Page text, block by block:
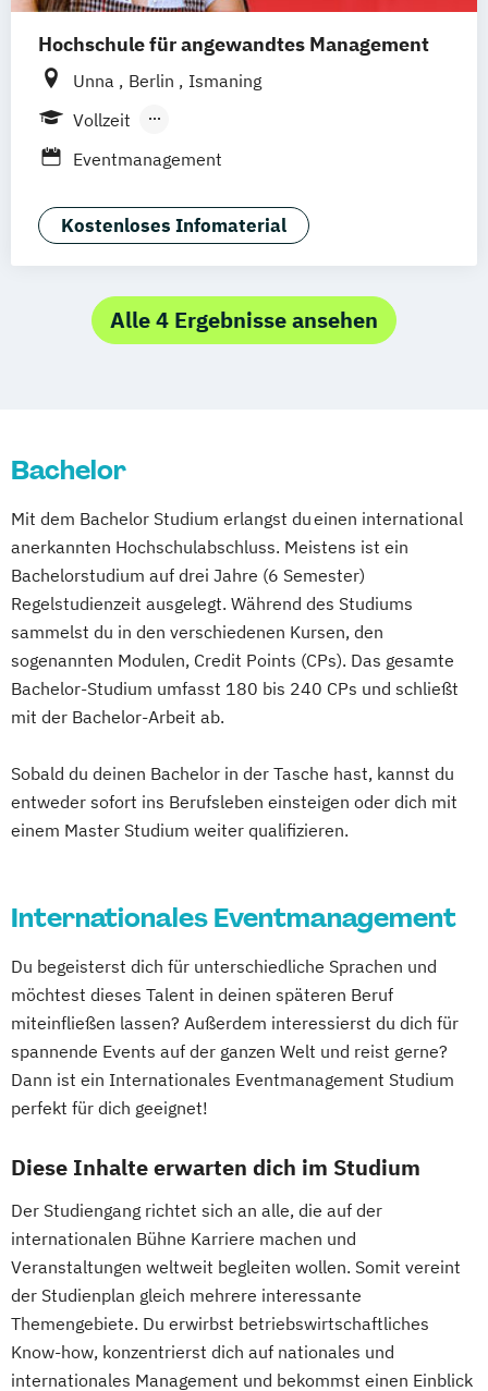
Hochschule für angewandtes Management
Unna Berlin
Ismaning
Vollzeit
Berufsbegleitendes Präsenzstudium
Eventmanagement
Kostenloses Infomaterial
Alle 4 Ergebnisse ansehen
Bachelor
Mit dem Bachelor Studium erlangst du einen international
anerkannten Hochschulabschluss. Meistens ist ein
Bachelorstudium auf drei Jahre (6 Semester)
Regelstudienzeit ausgelegt. Während des Studiums
sammelst du in den verschiedenen Kursen, den
sogenannten Modulen, Credit Points (CPs). Das gesamte
Bachelor-Studium umfasst 180 bis 240 CPs und schließt
mit der Bachelor-Arbeit ab.
Sobald du deinen Bachelor in der Tasche hast, kannst du
entweder sofort ins Berufsleben einsteigen oder dich mit
einem Master Studium weiter qualifizieren.
Internationales Eventmanagement
Du begeisterst dich für unterschiedliche Sprachen und
möchtest dieses Talent in deinen späteren Beruf
miteinfließen lassen? Außerdem interessierst du dich für
spannende Events auf der ganzen Welt und reist gerne?
Dann ist ein Internationales Eventmanagement Studium
perfekt für dich geeignet!
Diese Inhalte erwarten dich im Studium
Der Studiengang richtet sich an alle, die auf der
internationalen Bühne Karriere machen und
Veranstaltungen weltweit begleiten wollen. Somit vereint
der Studienplan gleich mehrere interessante
Themengebiete. Du erwirbst betriebswirtschaftliches
Know-how, konzentrierst dich auf nationales und
internationales Management und bekommst einen Einblick